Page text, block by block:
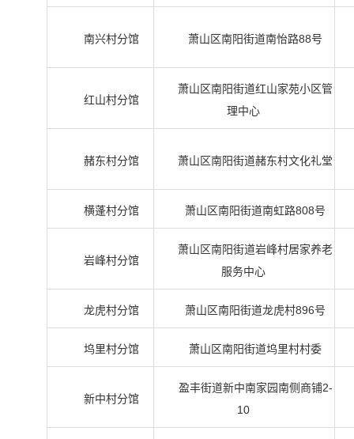
南兴村分馆 萧山区南阳街道南怡路88号
红山村分馆
萧山区南阳街道红山家苑小区管
理中心
赭东村分馆 萧山区南阳街道赭东村文化礼堂
横蓬村分馆 萧山区南阳街道南虹路808号
岩峰村分馆
萧山区南阳街道岩峰村居家养老
服务中心
龙虎村分馆 萧山区南阳街道龙虎村896号
坞里村分馆 萧山区南阳街道坞里村村委
新中村分馆
盈丰街道新中南家园南侧商铺2-
10